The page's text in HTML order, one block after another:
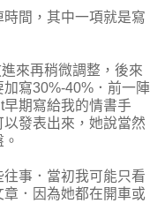
間，其中一項就是寫
來再稍微調整，後來
寫30%-40%．前一陣
期寫給我的情書手
發表出來，她說當然
事．當初我可能只看
．因為她都在開車或